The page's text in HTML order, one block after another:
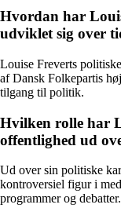
Hvordan har
udviklet sig over
Louise Freverts
af Dansk Folkepartis
tilgang til politik.
Hvilken rolle har
offentlighed ud
Ud over sin politiske
kontroversiel figur i
programmer og debatter.